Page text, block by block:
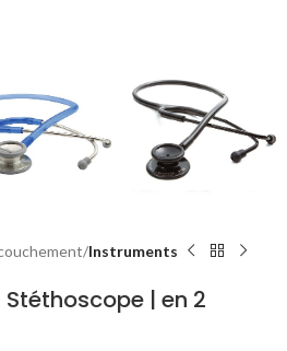
Instruments
Stéthoscope | en 2